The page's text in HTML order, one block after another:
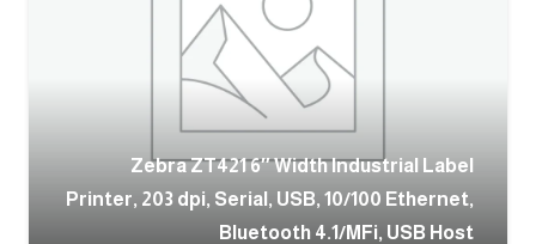
Zebra ZT421 6″ Width Industrial Label
Printer, 203 dpi, Serial, USB, 10/100 Ethernet,
Bluetooth 4.1/MFi, USB Host